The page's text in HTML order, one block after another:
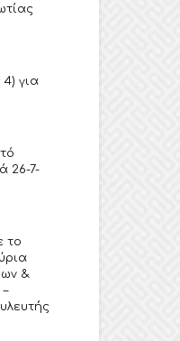
για
26-7-
το
&